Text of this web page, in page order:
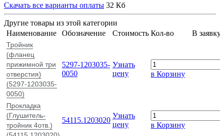
Скачать все варианты оплаты 32 Кб
Другие товары из этой категории
Наименование
Обозначение Стоимость Кол-во В
Тройник
(фланец
прижимной три
отверстия)
(5297-1203035-
0050)
5297-1203035-
0050
Узнать
цену
в Корзину
Прокладка
(Глушитель-
тройник 4отв.)
54115.1203020
Узнать
цену
в Корзину